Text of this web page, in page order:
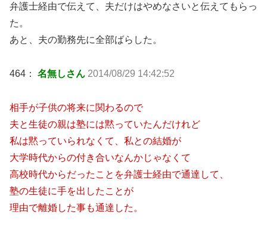
弁護士経由で伝えて、夫だけはやめなさいと伝えてもらっ
た。
あと、夫の勤務先に全部ばらした。
464： 名無しさん 2014/08/29 14:42:52
相手が子供の将来に関わるので
夫と生徒の親は塾には黙っていたんだけれど
私は黙っていられなくて、私との結婚が
大学時代からの付き合いなんかじゃなくて
高校時代からだったことを弁護士経由で通達して、
塾の生徒に手を出したことが
理由で離婚した事も通達した。